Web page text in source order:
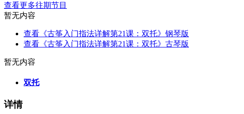
查看更多往期节目
暂无内容
查看《古筝入门指法详解第21课：双托》钢琴版
查看《古筝入门指法详解第21课：双托》古琴版
暂无内容
双托
详情